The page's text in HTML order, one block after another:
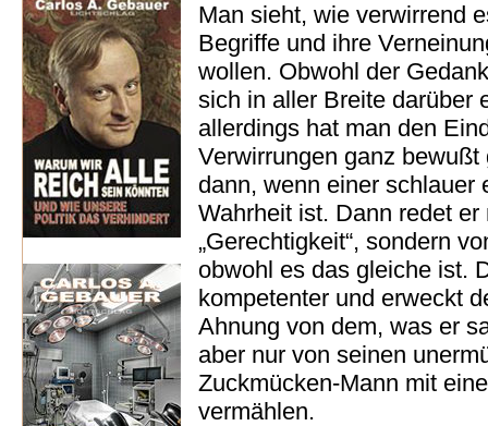
Man sieht, wie verwirrend
Begriffe und ihre
wollen. Obwohl der
sich in aller Breite darüber
allerdings hat man den
Verwirrungen ganz
dann, wenn einer schlauer
Wahrheit ist. Dann redet
„Gerechtigkeit“, sondern
obwohl es das gleiche ist.
kompetenter und erweckt
Ahnung von dem, was er
aber nur von seinen
Zuckmücken-Mann mit
vermählen.